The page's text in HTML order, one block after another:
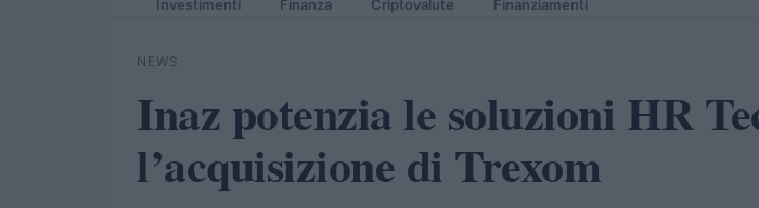
Investimenti Finanza Criptovalute Finanziamenti
NEWS
Inaz potenzia le soluzioni HR
l’acquisizione di Trexom